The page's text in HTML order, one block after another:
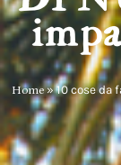
Home»10 cose da